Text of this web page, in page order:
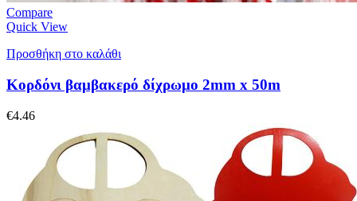
Compare
Quick View
Προσθήκη στο καλάθι
Κορδόνι βαμβακερό δίχρωμο 2mm x 50m
€4.46